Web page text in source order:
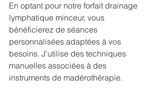
En optant pour notre forfait drainage
lymphatique minceur, vous
bénéficierez de séances
personnalisées adaptées à vos
besoins. J'utilise des techniques
manuelles associées à des
instruments de madérothérapie.